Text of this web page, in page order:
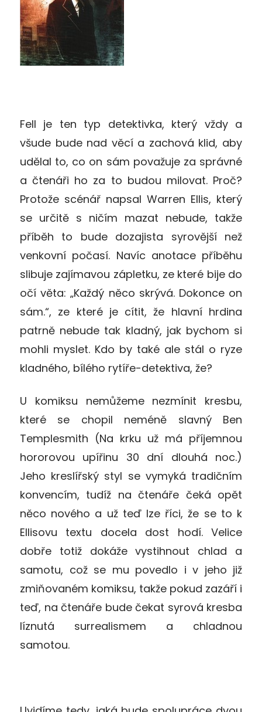
Fell je ten typ detektivka, který vždy a
všude bude nad věcí a zachová klid, aby
udělal to, co on sám považuje za správné
a čtenáři ho za to budou milovat. Proč?
Protože scénář napsal Warren Ellis, který
se určitě s ničím mazat nebude, takže
příběh to bude dozajista syrovější než
venkovní počasí. Navíc anotace příběhu
slibuje zajímavou zápletku, ze které bije do
očí věta: „Každý něco skrývá. Dokonce on
sám.“, ze které je cítit, že hlavní hrdina
patrně nebude tak kladný, jak bychom si
mohli myslet. Kdo by také ale stál o ryze
kladného, bílého rytíře-detektiva, že?
U komiksu nemůžeme nezmínit kresbu,
které se chopil neméně slavný Ben
Templesmith (Na krku už má příjemnou
hororovou upířinu 30 dní dlouhá noc.)
Jeho kreslířský styl se vymyká tradičním
konvencím, tudíž na čtenáře čeká opět
něco nového a už teď lze říci, že se to k
Ellisovu textu docela dost hodí. Velice
dobře totiž dokáže vystihnout chlad a
samotu, což se mu povedlo i v jeho již
zmiňovaném komiksu, takže pokud zazáří i
teď, na čtenáře bude čekat syrová kresba
líznutá surrealismem a chladnou
samotou.